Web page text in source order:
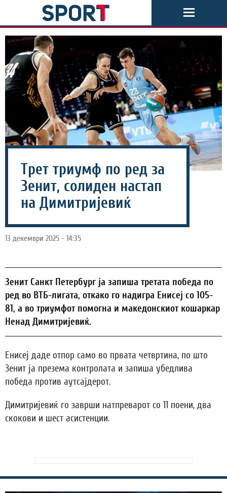
Трет триумф по ред за
Зенит, солиден настап
на Димитријевиќ
13 декември 2025 - 14:35
Зенит Санкт Петербург ја запиша третата победа по
ред во ВТБ-лигата, откако го надигра Енисеј со 105-
81, а во триумфот помогна и македонскиот кошаркар
Ненад Димитријевиќ.
Енисеј даде отпор само во првата четвртина, по што
Зенит ја презема контролата и запиша убедлива
победа против аутсајдерот.
Димитријевиќ го заврши натпреварот со 11 поени, два
скокови и шест асистенции.